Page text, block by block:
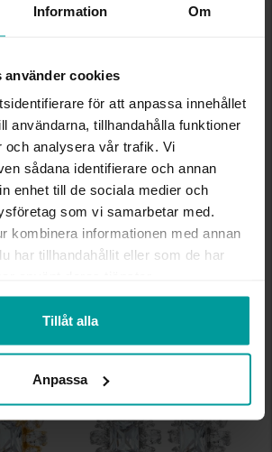
Information Om
använder cookies
för att anpassa innehållet
användarna, tillhandahålla funktioner
och analysera vår trafik. Vi
sådana identifierare och annan
enhet till de sociala medier och
som vi samarbetar med.
kombinera informationen med annan
har tillhandahållit eller som de har
Tillåt alla
Anpassa
Örhängen
ALBREKTS GULD